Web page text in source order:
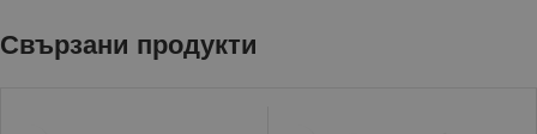
Свързани продукти